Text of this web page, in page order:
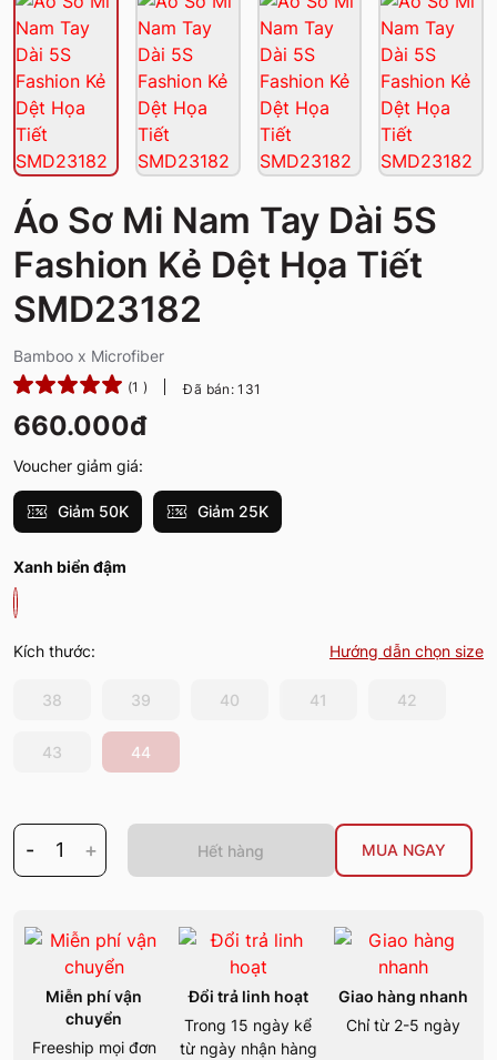
Áo Sơ Mi Nam Tay Dài 5S
Fashion Kẻ Dệt Họa Tiết
SMD23182
Bamboo x Microfiber
(1 ) Đã bán: 131
660.000đ
Voucher giảm giá:
Giảm 50K Giảm 25K
Xanh biển đậm
Kích thước: Hướng dẫn chọn size
38 39 40 41 42
43 44
- 1 + Hết hàng MUA NGAY
Miễn phí vận
chuyển
Freeship mọi đơn
Đổi trả linh hoạt
Trong 15 ngày kể
từ ngày nhận hàng
Giao hàng nhanh
Chỉ từ 2-5 ngày